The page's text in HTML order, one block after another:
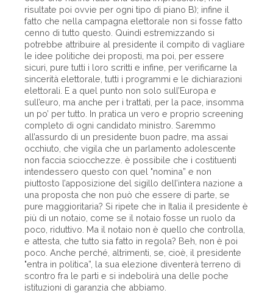
risultate poi ovvie per ogni tipo di piano B); infine il
fatto che nella campagna elettorale non si fosse fatto
cenno di tutto questo. Quindi estremizzando si
potrebbe attribuire al presidente il compito di vagliare
le idee politiche dei proposti, ma poi, per essere
sicuri, pure tutti i loro scritti e infine, per verificarne la
sincerità elettorale, tutti i programmi e le dichiarazioni
elettorali. E a quel punto non solo sull’Europa e
sull’euro, ma anche per i trattati, per la pace, insomma
un po’ per tutto. In pratica un vero e proprio screening
completo di ogni candidato ministro. Saremmo
all’assurdo di un presidente buon padre, ma assai
occhiuto, che vigila che un parlamento adolescente
non faccia sciocchezze. è possibile che i costituenti
intendessero questo con quel "nomina” e non
piuttosto l’apposizione del sigillo dell’intera nazione a
una proposta che non può che essere di parte, se
pure maggioritaria? Si ripete che in Italia il presidente è
più di un notaio, come se il notaio fosse un ruolo da
poco, riduttivo. Ma il notaio non è quello che controlla,
e attesta, che tutto sia fatto in regola? Beh, non è poi
poco. Anche perché, altrimenti, se, cioè, il presidente
"entra in politica”, la sua elezione diventerà terreno di
scontro fra le parti e si indebolirà una delle poche
istituzioni di garanzia che abbiamo.